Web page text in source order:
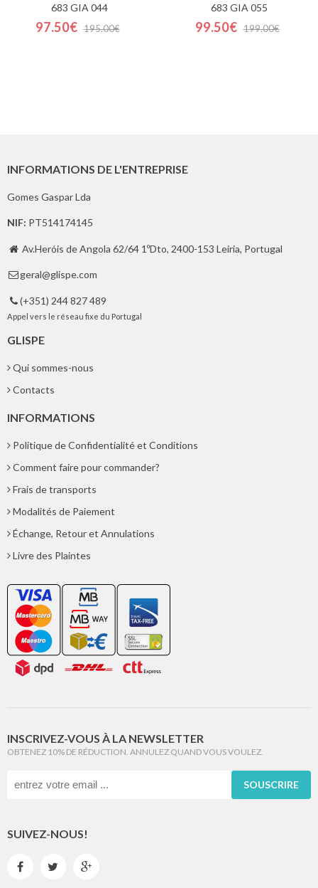
683 GIA 044
97.50€ 195.00€
683 GIA 055
99.50€ 199.00€
INFORMATIONS DE L'ENTREPRISE
Gomes Gaspar Lda
NIF: PT514174145
 Av.Heróis de Angola 62/64 1ºDto, 2400-153 Leiria, Portugal
 geral@glispe.com
 (+351) 244 827 489
Appel vers le réseau fixe du Portugal
GLISPE
Qui sommes-nous
Contacts
INFORMATIONS
Politique de Confidentialité et Conditions
Comment faire pour commander?
Frais de transports
Modalités de Paiement
Échange, Retour et Annulations
Livre des Plaintes
INSCRIVEZ-VOUS À LA NEWSLETTER
OBTENEZ 10% DE RÉDUCTION. ANNULEZ QUAND VOUS VOULEZ.
SOUSCRIRE
SUIVEZ-NOUS!
  